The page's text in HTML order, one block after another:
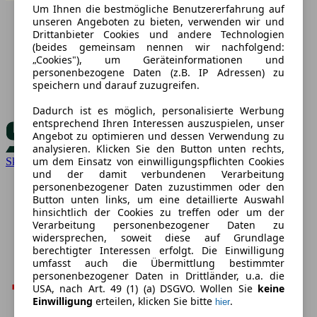
Skoda
Um Ihnen die bestmögliche Benutzererfahrung auf
unseren Angeboten zu bieten, verwenden wir und
Drittanbieter Cookies und andere Technologien
(beides gemeinsam nennen wir nachfolgend:
„Cookies"), um Geräteinformationen und
personenbezogene Daten (z.B. IP Adressen) zu
speichern und darauf zuzugreifen.
Dadurch ist es möglich, personalisierte Werbung
entsprechend Ihren Interessen auszuspielen, unser
Angebot zu optimieren und dessen Verwendung zu
analysieren. Klicken Sie den Button unten rechts,
um dem Einsatz von einwilligungspflichten Cookies
und der damit verbundenen Verarbeitung
personenbezogener Daten zuzustimmen oder den
Button unten links, um eine detaillierte Auswahl
hinsichtlich der Cookies zu treffen oder um der
Verarbeitung personenbezogener Daten zu
widersprechen, soweit diese auf Grundlage
berechtigter Interessen erfolgt. Die Einwilligung
umfasst auch die Übermittlung bestimmter
personenbezogener Daten in Drittländer, u.a. die
USA, nach Art. 49 (1) (a) DSGVO. Wollen Sie keine
Einwilligung erteilen, klicken Sie bitte hier.